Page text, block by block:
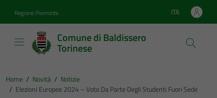
Regione Piemonte Lingua attiva:
ITA
Comune di Baldissero
Torinese
Home / Novità / Notizie
/ Elezioni Europee 2024 – Voto Da Parte Degli Studenti Fuori Sede